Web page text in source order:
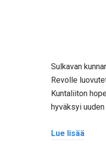
Sulkavan
Revolle
Kuntaliiton
hyväksyi
Lue lisää